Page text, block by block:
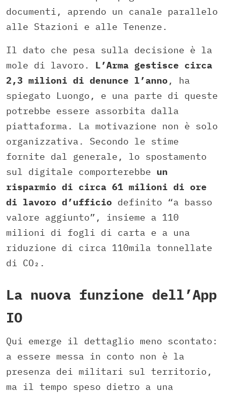
documenti, aprendo un canale parallelo
alle Stazioni e alle Tenenze.
Il dato che pesa sulla decisione è la
mole di lavoro. L’Arma gestisce circa
2,3 milioni di denunce l’anno , ha
spiegato Luongo, e una parte di queste
potrebbe essere assorbita dalla
piattaforma. La motivazione non è solo
organizzativa. Secondo le stime
fornite dal generale, lo spostamento
sul digitale comporterebbe un
risparmio di circa 61 milioni di ore
di lavoro d’ufficio definito “a basso
valore aggiunto”, insieme a 110
milioni di fogli di carta e a una
riduzione di circa 110mila tonnellate
di CO₂.
La nuova funzione dell’App
IO
Qui emerge il dettaglio meno scontato:
a essere messa in conto non è la
presenza dei militari sul territorio,
ma il tempo speso dietro a una